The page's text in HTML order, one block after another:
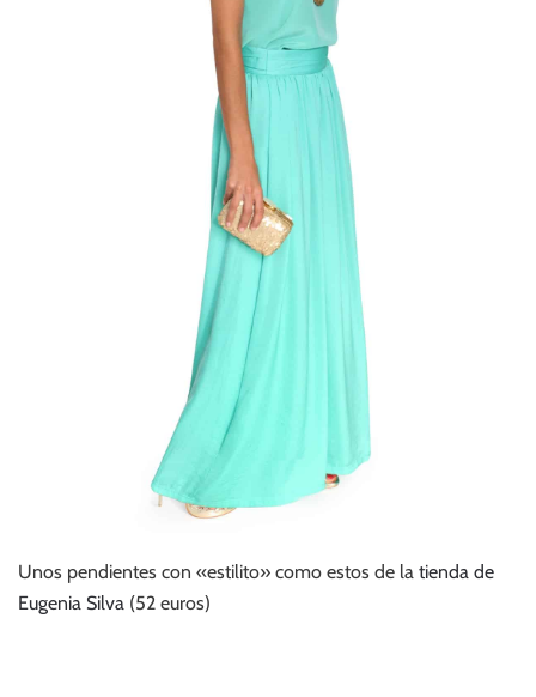
Unos pendientes con «estilito» como estos de la tienda de
Eugenia Silva (52 euros)